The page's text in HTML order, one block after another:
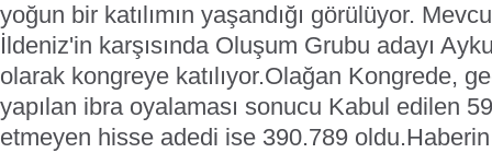
yoğun bir katılımın yaşandığı görülüyor.
İldeniz'in karşısında Oluşum Grubu adayı
olarak kongreye katılıyor.Olağan Kongrede,
yapılan ibra oyalaması sonucu Kabul edilen
etmeyen hisse adedi ise 390.789 oldu.Haberin